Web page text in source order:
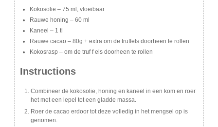
Kokosolie – 75 ml, vloeibaar
Rauwe honing – 60 ml
Kaneel – 1 tl
Rauwe cacao – 80g + extra om de truffels doorheen te rollen
Kokosrasp – om de truf f els doorheen te rollen
Instructions
Combineer de kokosolie, honing en kaneel in een kom en roer
het met een lepel tot een gladde massa.
Roer de cacao erdoor tot deze volledig in het mengsel op is
genomen.